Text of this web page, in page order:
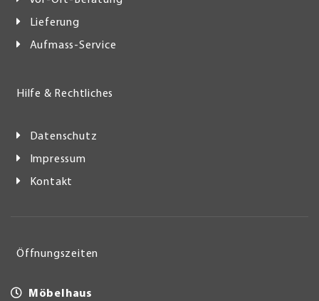
Lieferung
Aufmass-Service
Hilfe & Rechtliches
Datenschutz
Impressum
Kontakt
Öffnungszeiten
Möbelhaus